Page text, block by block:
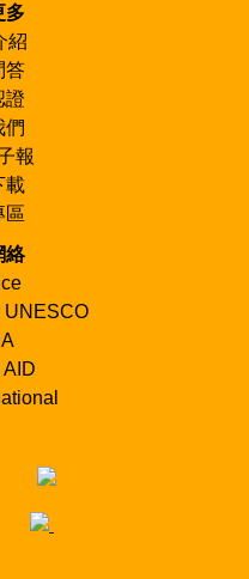
多
紹
答
證
們
報
載
區
絡
UNESCO
AID